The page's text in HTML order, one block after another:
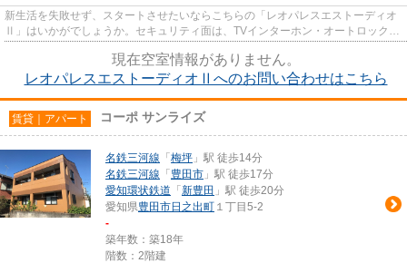
新生活を失敗せず、スタートさせたいならこちらの「レオパレスエストーディオ
Ⅱ」はいかがでしょうか。セキュリティ面は、TVインターホン・オートロックな
現在空室情報がありません。
レオパレスエストーディオⅡへのお問い合わせはこちら
賃貸｜アパート コーポ サンライズ
名鉄三河線 「 梅坪 」駅 徒歩14分
名鉄三河線 「 豊田市 」駅 徒歩17分
愛知環状鉄道 「 新豊田 」駅 徒歩20分
愛知県豊田市日之出町 １丁目5-2
-
築年数：築18年
階数：2階建